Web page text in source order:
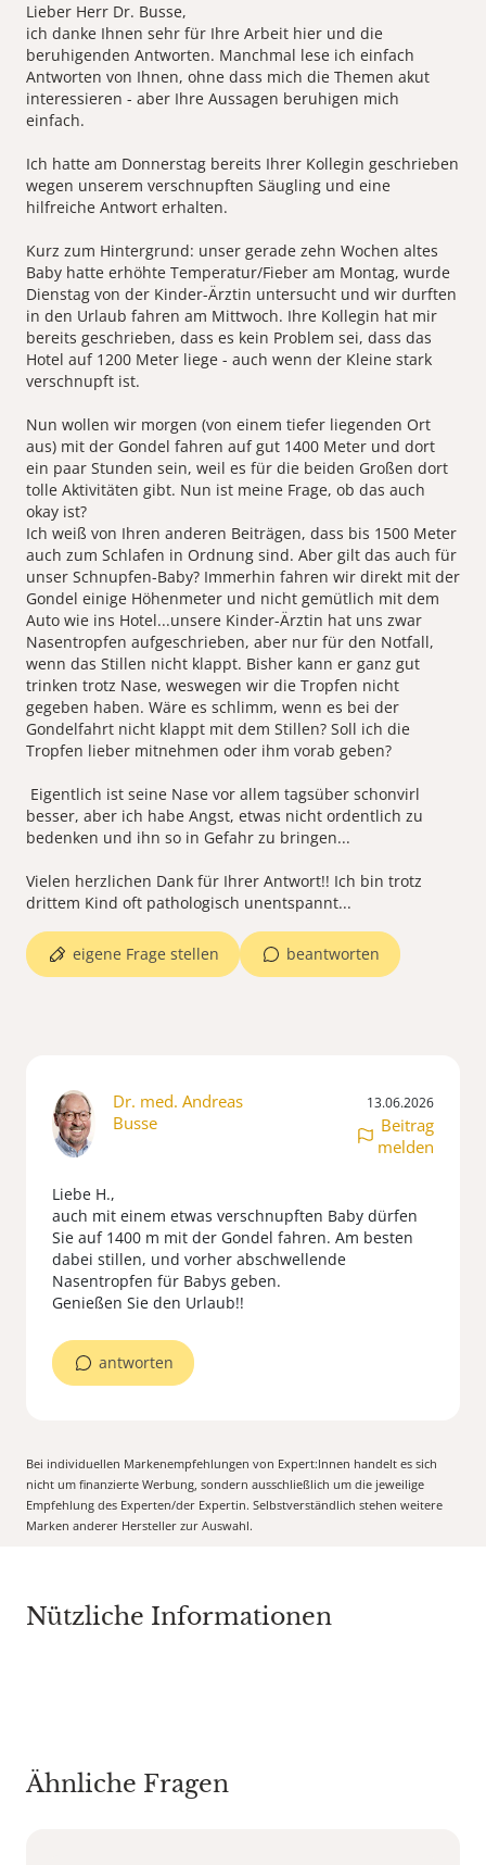
Lieber Herr Dr. Busse,
ich danke Ihnen sehr für Ihre Arbeit hier und die
beruhigenden Antworten. Manchmal lese ich einfach
Antworten von Ihnen, ohne dass mich die Themen akut
interessieren - aber Ihre Aussagen beruhigen mich
einfach.
Ich hatte am Donnerstag bereits Ihrer Kollegin geschrieben
wegen unserem verschnupften Säugling und eine
hilfreiche Antwort erhalten.
Kurz zum Hintergrund: unser gerade zehn Wochen altes
Baby hatte erhöhte Temperatur/Fieber am Montag, wurde
Dienstag von der Kinder-Ärztin untersucht und wir durften
in den Urlaub fahren am Mittwoch. Ihre Kollegin hat mir
bereits geschrieben, dass es kein Problem sei, dass das
Hotel auf 1200 Meter liege - auch wenn der Kleine stark
verschnupft ist.
Nun wollen wir morgen (von einem tiefer liegenden Ort
aus) mit der Gondel fahren auf gut 1400 Meter und dort
ein paar Stunden sein, weil es für die beiden Großen dort
tolle Aktivitäten gibt. Nun ist meine Frage, ob das auch
okay ist?
Ich weiß von Ihren anderen Beiträgen, dass bis 1500 Meter
auch zum Schlafen in Ordnung sind. Aber gilt das auch für
unser Schnupfen-Baby? Immerhin fahren wir direkt mit der
Gondel einige Höhenmeter und nicht gemütlich mit dem
Auto wie ins Hotel...unsere Kinder-Ärztin hat uns zwar
Nasentropfen aufgeschrieben, aber nur für den Notfall,
wenn das Stillen nicht klappt. Bisher kann er ganz gut
trinken trotz Nase, weswegen wir die Tropfen nicht
gegeben haben. Wäre es schlimm, wenn es bei der
Gondelfahrt nicht klappt mit dem Stillen? Soll ich die
Tropfen lieber mitnehmen oder ihm vorab geben?
Eigentlich ist seine Nase vor allem tagsüber schonvirl
besser, aber ich habe Angst, etwas nicht ordentlich zu
bedenken und ihn so in Gefahr zu bringen...
Vielen herzlichen Dank für Ihrer Antwort!! Ich bin trotz
drittem Kind oft pathologisch unentspannt...
beantworten
eigene Frage stellen
Dr. med. Andreas
Busse
13.06.2026
Beitrag
melden
Liebe H.,
auch mit einem etwas verschnupften Baby dürfen
Sie auf 1400 m mit der Gondel fahren. Am besten
dabei stillen, und vorher abschwellende
Nasentropfen für Babys geben.
Genießen Sie den Urlaub!!
antworten
Bei individuellen Markenempfehlungen von Expert:Innen handelt es sich
nicht um finanzierte Werbung, sondern ausschließlich um die jeweilige
Empfehlung des Experten/der Expertin. Selbstverständlich stehen weitere
Marken anderer Hersteller zur Auswahl.
Nützliche Informationen
Ähnliche Fragen